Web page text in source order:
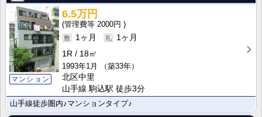
マンション
6.5万円
2000円
1ヶ月
1ヶ月
1R
18㎡
1993年1月
（築33年）
北区中里
山手線 駒込駅 徒歩3分
山手線徒歩圏内♪マンションタイプ♪